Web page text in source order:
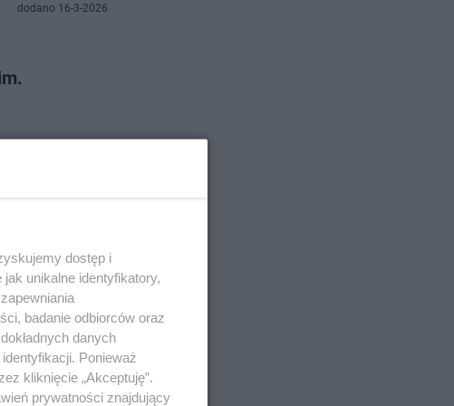
dodano 16-3-2026
trzy tysiące
terenie
dostęp i
unikalne identyfikatory,
badanie odbiorców oraz
danych
Ponieważ
kliknięcie „Akceptuję”.
prywatności znajdujący